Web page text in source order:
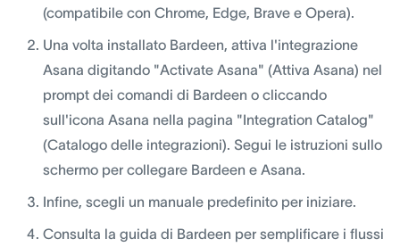
(compatibile con Chrome, Edge, Brave e Opera).
Una volta installato Bardeen, attiva l'integrazione
Asana digitando "Activate Asana" (Attiva Asana) nel
prompt dei comandi di Bardeen o cliccando
sull'icona Asana nella pagina "Integration Catalog"
(Catalogo delle integrazioni). Segui le istruzioni sullo
schermo per collegare Bardeen e Asana.
Infine, scegli un manuale predefinito per iniziare.
Consulta la guida di Bardeen per semplificare i flussi